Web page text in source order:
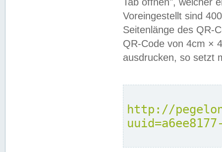
Voreingestellt sind
Seitenlänge des QR-
QR-Code von 4cm ×
ausdrucken, so setzt
http://